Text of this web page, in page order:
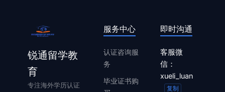
锐通留学教
育
专注海外学历认证
服务中心
认证咨询服
务
毕业证书购
即时沟通
客服微
信：
xueli_luan
复制